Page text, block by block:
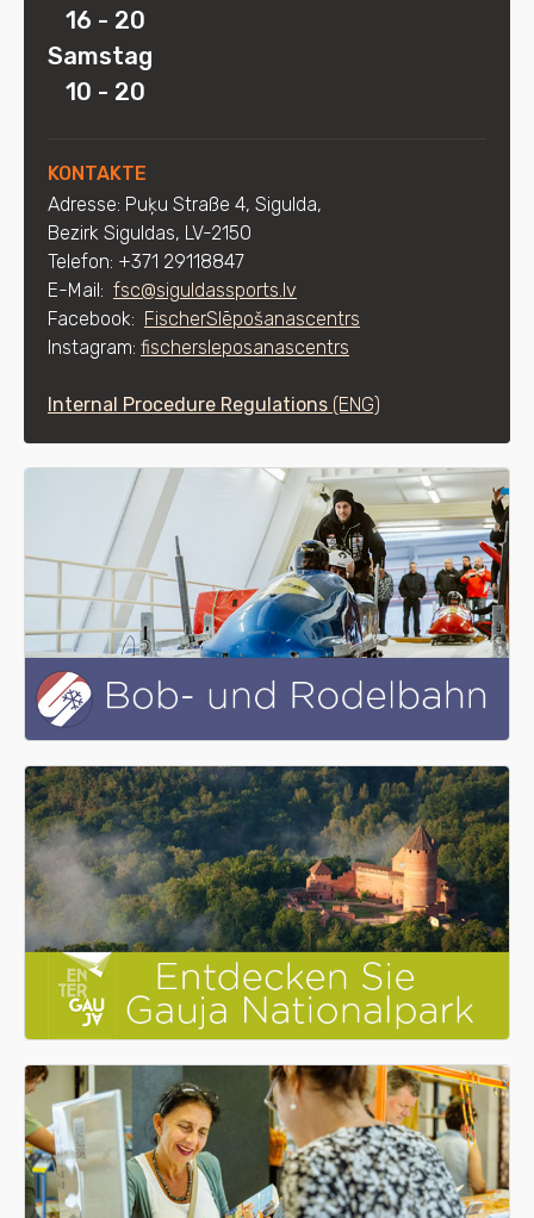
16 - 20
Samstag
10 - 20
KONTAKTE
Adresse: Puķu Straße 4, Sigulda,
Bezirk Siguldas, LV-2150
Telefon: +371 29118847
E-Mail: fsc@siguldassports.lv
Facebook: FischerSlēpošanascentrs
Instagram: fischersleposanascentrs
Internal Procedure Regulations (ENG)